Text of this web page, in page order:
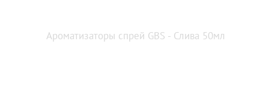
Ароматизаторы спрей GBS - Слива 50мл